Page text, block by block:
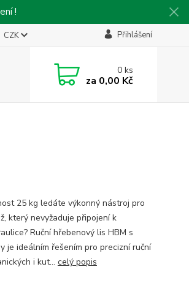
!
CZK Přihlášení
0ks
za 0,00 Kč
25 kg ledáte výkonný nástroj pro
který nevyžaduje připojení k
Ruční hřebenový lis HBM s
je ideálním řešením pro precizní ruční
i kut... celý popis